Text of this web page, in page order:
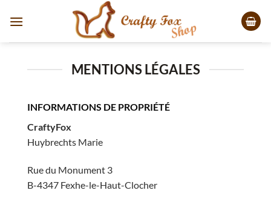
MENTIONS LÉGALES
INFORMATIONS DE PROPRIÉTÉ
CraftyFox
Huybrechts Marie
Rue du Monument 3
B-4347 Fexhe-le-Haut-Clocher